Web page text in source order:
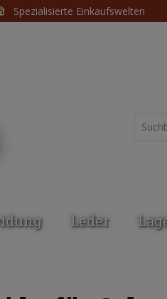
Spezialisierte Einkaufswelten
Leder